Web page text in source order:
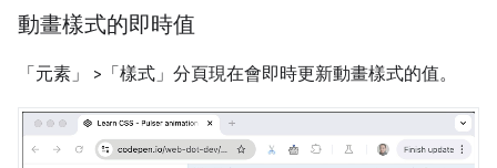
動畫樣式的即時值
「元素」 >「樣式」 分頁現在會即時更新動畫樣式的值。